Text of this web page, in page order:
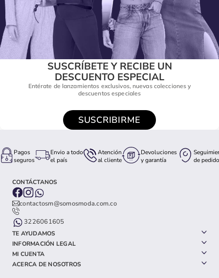
SUSCRÍBETE Y RECIBE UN
DESCUENTO ESPECIAL
Entérate de lanzamientos exclusivos, nuevas colecciones y
descuentos especiales
SUSCRIBIRME
Pagos
seguros
Envio a todo
el país
Atención
al cliente
Devoluciones
y garantía
de pedido
CONTÁCTANOS
contactosm@somosmoda.com.co
3226061605
TE AYUDAMOS
INFORMACIÓN LEGAL
MI CUENTA
ACERCA DE NOSOTROS